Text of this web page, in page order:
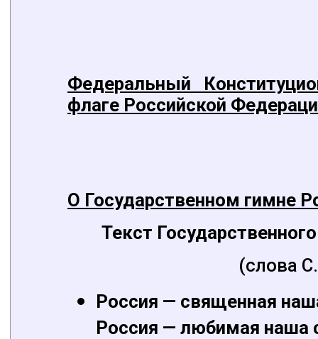
Федеральный
флаге Российской
О Государственном гимне
Текст
(слова
Россия — священная
Россия — любимая наша